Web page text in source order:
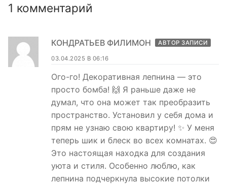
1 комментарий
КОНДРАТЬЕВ ФИЛИМОН АВТОР ЗАПИСИ
03.04.2025 В 06:16
Ого-го! Декоративная лепнина — это
просто бомба! 🙌 Я раньше даже не
думал, что она может так преобразить
пространство. Установил у себя дома и
прям не узнаю свою квартиру! ✨ У меня
теперь шик и блеск во всех комнатах. 😍
Это настоящая находка для создания
уюта и стиля. Особенно люблю, как
лепнина подчеркнула высокие потолки